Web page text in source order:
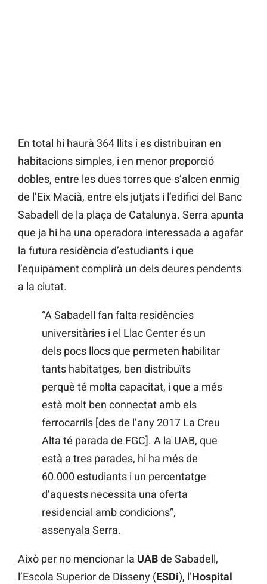
En total hi haurà 364 llits i es distribuiran en
habitacions simples, i en menor proporció
dobles, entre les dues torres que s’alcen enmig
de l’Eix Macià, entre els jutjats i l’edifici del Banc
Sabadell de la plaça de Catalunya. Serra apunta
que ja hi ha una operadora interessada a agafar
la futura residència d’estudiants i que
l’equipament complirà un dels deures pendents
a la ciutat.
“A Sabadell fan falta residències
universitàries i el Llac Center és un
dels pocs llocs que permeten habilitar
tants habitatges, ben distribuïts
perquè té molta capacitat, i que a més
està molt ben connectat amb els
ferrocarrils [des de l’any 2017 La Creu
Alta té parada de FGC]. A la UAB, que
està a tres parades, hi ha més de
60.000 estudiants i un percentatge
d’aquests necessita una oferta
residencial amb condicions”,
assenyala Serra.
Això per no mencionar la UABde Sabadell,
l’Escola Superior de Disseny (ESDi), l’Hospital